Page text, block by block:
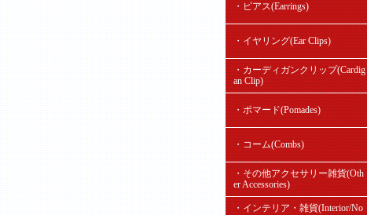
・ピアス(Earrings)
・イヤリング(Ear Clips)
・カーディガンクリップ(Cardig
an Clip)
・ポマード(Pomades)
・コーム(Combs)
・その他アクセサリー雑貨(Oth
er Accessories)
・インテリア・雑貨(Interior/No